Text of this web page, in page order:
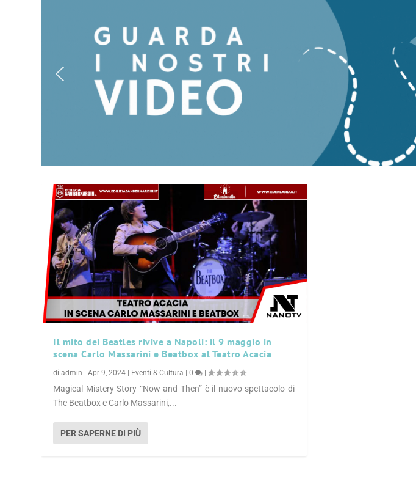
Il mito dei Beatles rivive a Napoli: il 9 maggio in
scena Carlo Massarini e Beatbox al Teatro Acacia
diadmin |Apr 9, 2024 Eventi & Cultura |0 |
Magical Mistery Story “Now and Then” è il nuovo spettacolo di
The Beatbox e Carlo Massarini,...
PER SAPERNE DI PIÙ